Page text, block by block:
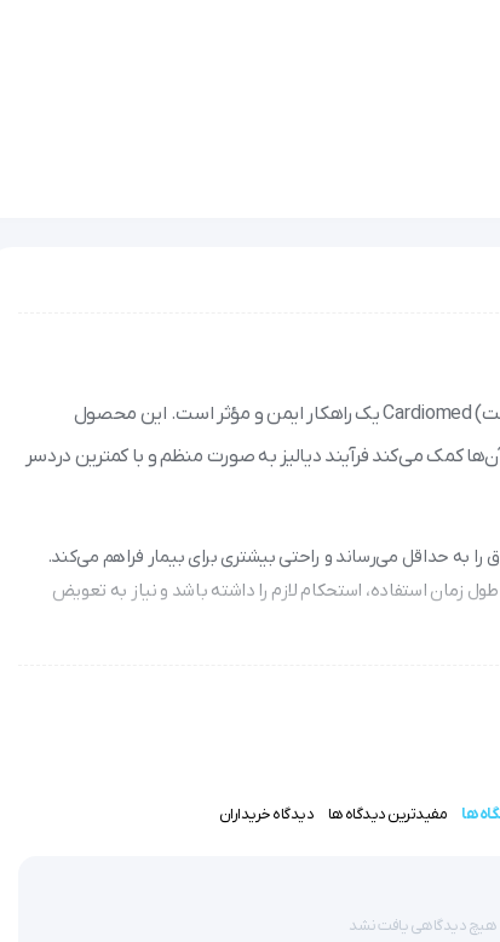
برای بیمارانی که به دلیل نارسایی کلیه نیاز به دیالیز دارند، کاتتر دائم همودیالیز (پرمیکت) Cardiomed یک راهکار ایمن و مؤثر است. این محصول
کمک می‌کند فرآیند دیالیز به صورت منظم و با کمترین دردسر
به حداقل می‌رساند و راحتی بیشتری برای بیمار فراهم می‌کند.
زمان استفاده، استحکام لازم را داشته باشد و نیاز به تعویض
می‌شود که باعث می‌شود فرآیند دیالیز کارآمدتر و سریع‌تر انجام
ها مفیدترین دیدگاه ها دیدگاه خریداران
هیچ دیدگاهی یافت نشد